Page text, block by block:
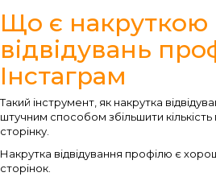
Що є накруткою
відвідувань
Інстаграм
Такий інструмент, як накрутка
штучним способом збільшити кількість
сторінку.
Накрутка відвідування профілю є
сторінок.